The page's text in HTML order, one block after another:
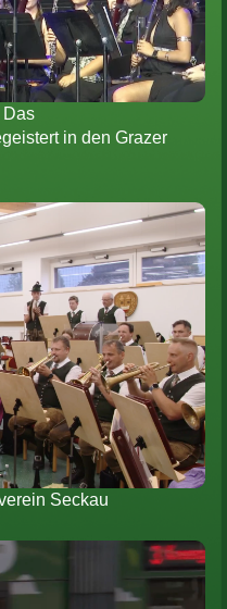
Das
in den Grazer
Seckau